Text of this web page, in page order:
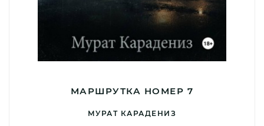
МАРШРУТКА НОМЕР 7
МУРАТ КАРАДЕНИЗ